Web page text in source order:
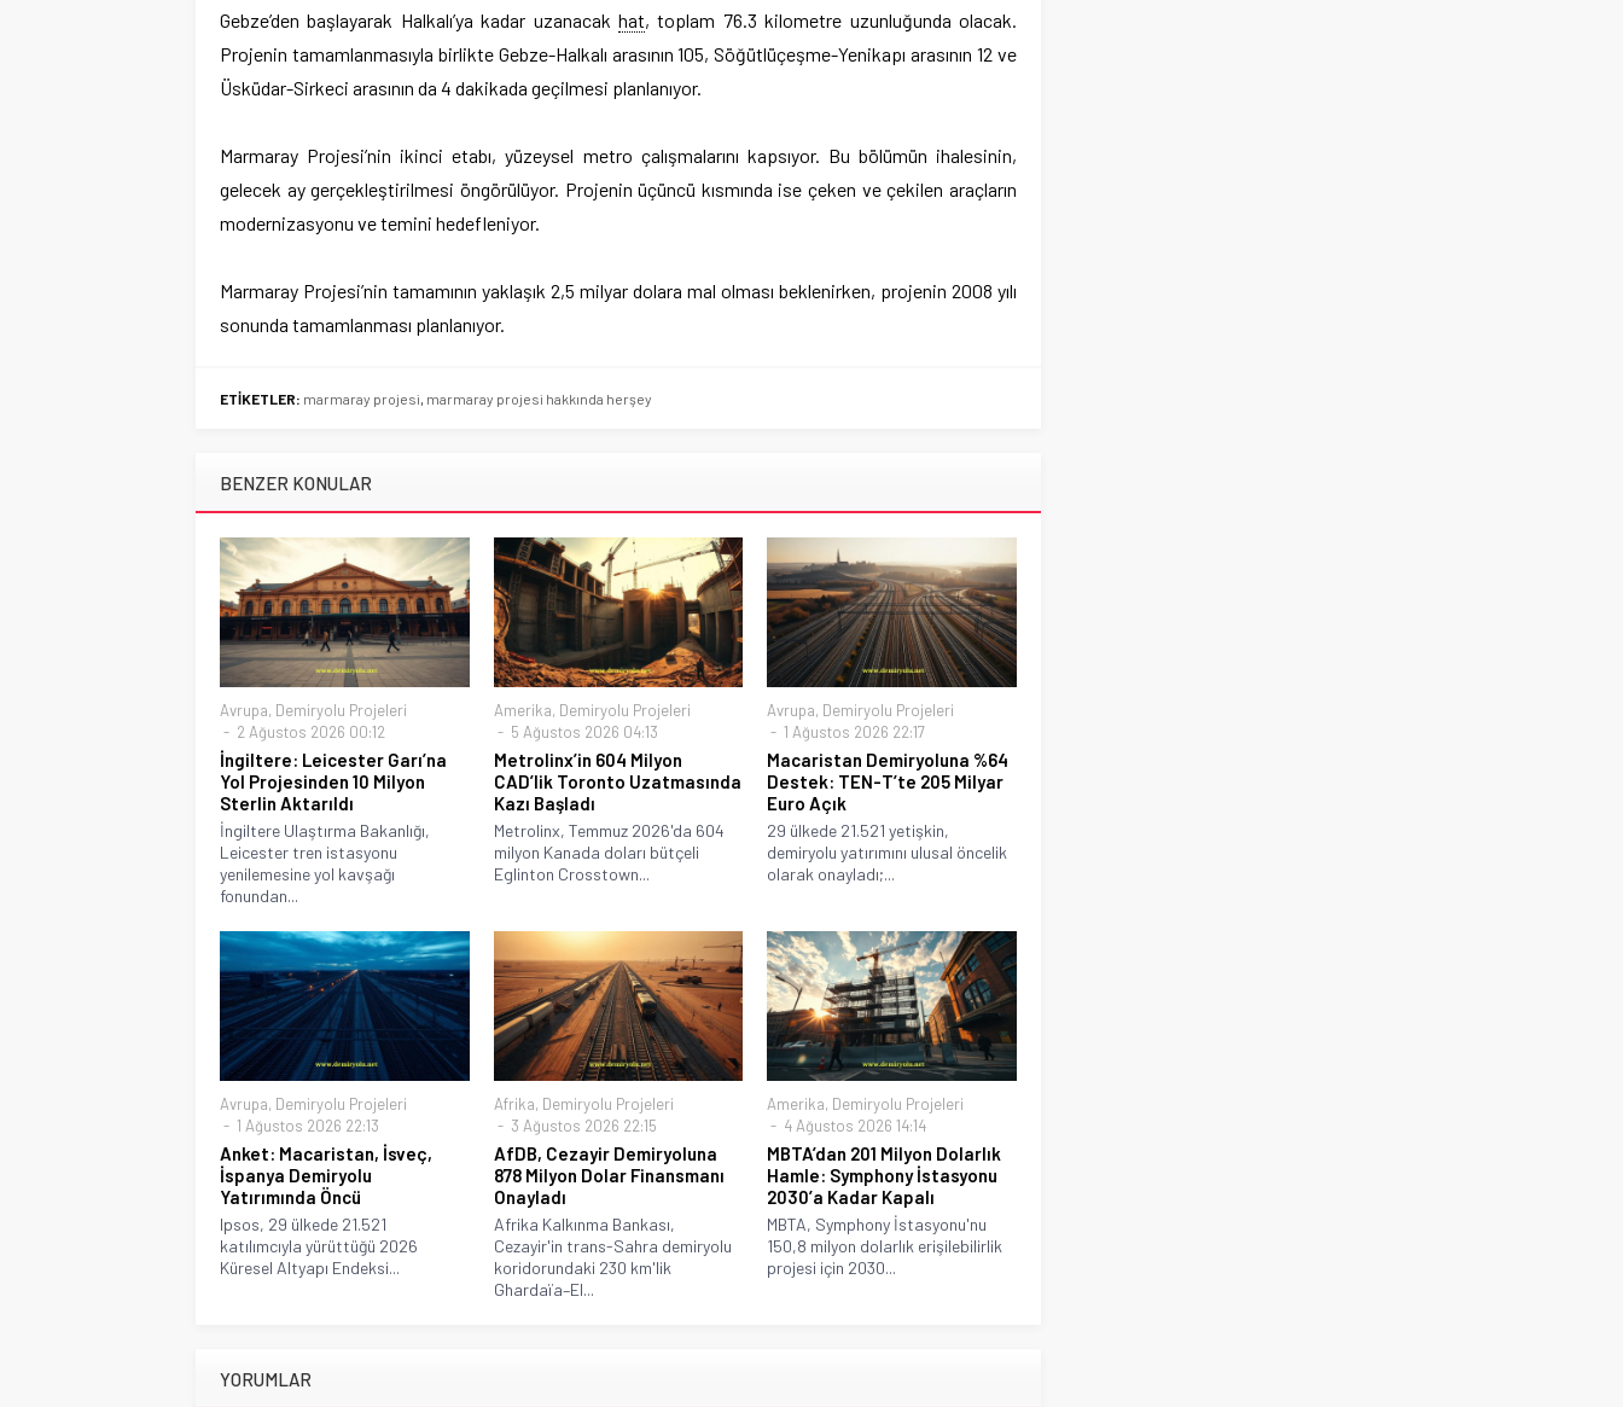
Gebze’den başlayarak Halkalı’ya kadar uzanacak hat, toplam 76.3 kilometre uzunluğunda olacak.
Projenin tamamlanmasıyla birlikte Gebze-Halkalı arasının 105, Söğütlüçeşme-Yenikapı arasının 12 ve
Üsküdar-Sirkeci arasının da 4 dakikada geçilmesi planlanıyor.
Marmaray Projesi’nin ikinci etabı, yüzeysel metro çalışmalarını kapsıyor. Bu bölümün ihalesinin,
gelecek ay gerçekleştirilmesi öngörülüyor. Projenin üçüncü kısmında ise çeken ve çekilen araçların
modernizasyonu ve temini hedefleniyor.
Marmaray Projesi’nin tamamının yaklaşık 2,5 milyar dolara mal olması beklenirken, projenin 2008 yılı
sonunda tamamlanması planlanıyor.
ETİKETLER: marmaray projesi, marmaray projesi hakkında herşey
BENZER KONULAR
Avrupa, Demiryolu Projeleri
2 Ağustos 2026 00:12
İngiltere: Leicester Garı’na
Yol Projesinden 10 Milyon
Sterlin Aktarıldı
İngiltere Ulaştırma Bakanlığı,
Leicester tren istasyonu
yenilemesine yol kavşağı
fonundan...
Amerika, Demiryolu Projeleri
5 Ağustos 2026 04:13
Metrolinx’in 604 Milyon
CAD’lik Toronto Uzatmasında
Kazı Başladı
Metrolinx, Temmuz 2026'da 604
milyon Kanada doları bütçeli
Eglinton Crosstown...
Avrupa, Demiryolu Projeleri
1 Ağustos 2026 22:17
Macaristan Demiryoluna %64
Destek: TEN-T’te 205 Milyar
Euro Açık
29 ülkede 21.521 yetişkin,
demiryolu yatırımını ulusal öncelik
olarak onayladı;...
Avrupa, Demiryolu Projeleri
1 Ağustos 2026 22:13
Anket: Macaristan, İsveç,
İspanya Demiryolu
Yatırımında Öncü
Ipsos, 29 ülkede 21.521
katılımcıyla yürüttüğü 2026
Küresel Altyapı Endeksi...
Afrika, Demiryolu Projeleri
3 Ağustos 2026 22:15
AfDB, Cezayir Demiryoluna
878 Milyon Dolar Finansmanı
Onayladı
Afrika Kalkınma Bankası,
Cezayir'in trans-Sahra demiryolu
koridorundaki 230 km'lik
Ghardaïa–El...
Amerika, Demiryolu Projeleri
4 Ağustos 2026 14:14
MBTA’dan 201 Milyon Dolarlık
Hamle: Symphony İstasyonu
2030’a Kadar Kapalı
MBTA, Symphony İstasyonu'nu
150,8 milyon dolarlık erişilebilirlik
projesi için 2030...
YORUMLAR